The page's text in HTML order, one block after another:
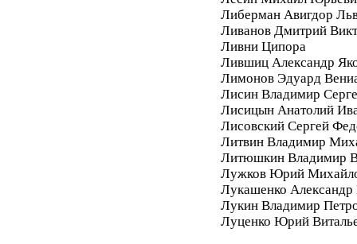
Либерман Авигдор
Ливанов Дмитрий
Ливни Ципора
Лившиц Александр
Лимонов Эдуард
Лисин Владимир
Лисицын Анатолий
Лисовский Сергей
Литвин Владимир
Литюшкин Владимир
Лужков Юрий
Лукашенко Александр
Лукин Владимир
Луценко Юрий